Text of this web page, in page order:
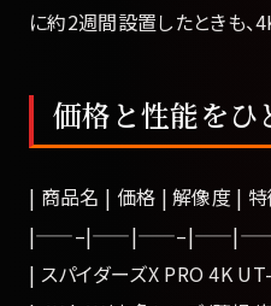
に約2週間設置したときも、
価格と性能をひ
| 商品名 | 価格 | 解像度 |
| スパイダーズX PRO 4K